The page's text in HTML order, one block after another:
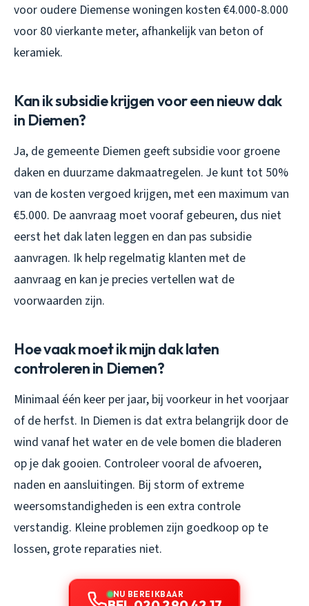
voor oudere Diemense woningen kosten €4.000-8.000
voor 80 vierkante meter, afhankelijk van beton of
keramiek.
Kan ik subsidie krijgen voor een nieuw dak
in Diemen?
Ja, de gemeente Diemen geeft subsidie voor groene
daken en duurzame dakmaatregelen. Je kunt tot 50%
van de kosten vergoed krijgen, met een maximum van
€5.000. De aanvraag moet vooraf gebeuren, dus niet
eerst het dak laten leggen en dan pas subsidie
aanvragen. Ik help regelmatig klanten met de
aanvraag en kan je precies vertellen wat de
voorwaarden zijn.
Hoe vaak moet ik mijn dak laten
controleren in Diemen?
Minimaal één keer per jaar, bij voorkeur in het voorjaar
of de herfst. In Diemen is dat extra belangrijk door de
wind vanaf het water en de vele bomen die bladeren
op je dak gooien. Controleer vooral de afvoeren,
naden en aansluitingen. Bij storm of extreme
weersomstandigheden is een extra controle
verstandig. Kleine problemen zijn goedkoop op te
lossen, grote reparaties niet.
NU BEREIKBAAR